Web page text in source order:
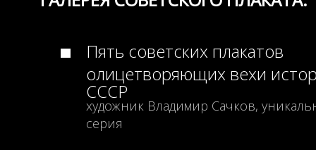
Пять советских плакатов
олицетворяющих вехи
СССР
художник Владимир Сачков,
серия